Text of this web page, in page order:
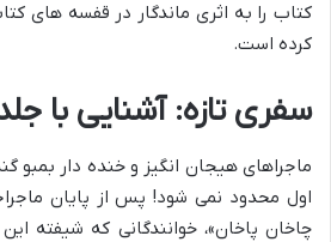
کتاب را به اثری ماندگار در قفسه های
کرده است.
سفری تازه: آشنایی با
ماجراهای هیجان انگیز و خنده دار
اول محدود نمی شود! پس از پایان
چاخان پاخان»، خوانندگانی که شیفته